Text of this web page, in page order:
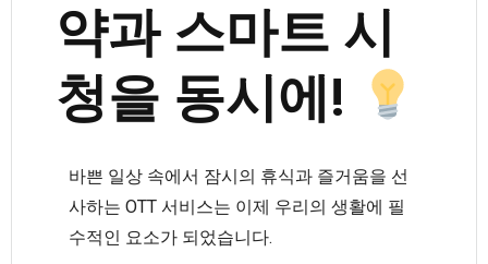
약과 스마트 시
청을 동시에!
바쁜 일상 속에서 잠시의 휴식과 즐거움을 선
사하는 OTT 서비스는 이제 우리의 생활에 필
수적인 요소가 되었습니다.